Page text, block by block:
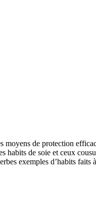
de protection
de soie et ceux
exemples d’habits